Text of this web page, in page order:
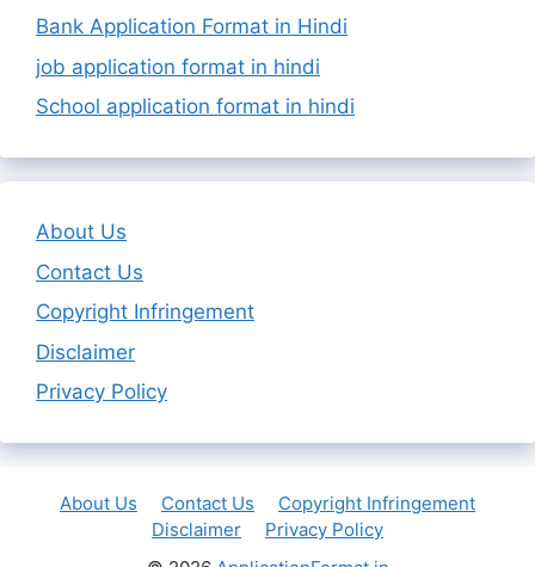
Bank Application Format in Hindi
job application format in hindi
School application format in hindi
About Us
Contact Us
Copyright Infringement
Disclaimer
Privacy Policy
About Us Contact Us
Copyright Infringement
Disclaimer
Privacy Policy